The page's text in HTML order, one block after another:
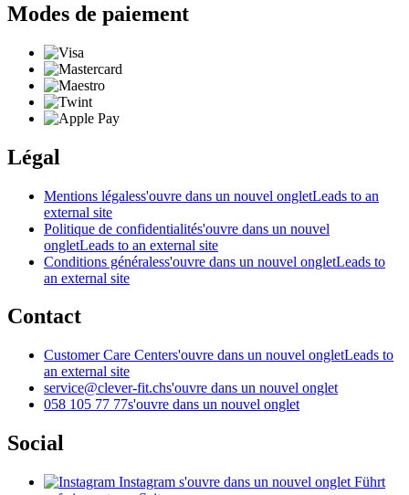
Modes de paiement
Légal
Mentions légaless'ouvre dans un nouvel ongletLeads to an
external site
Politique de confidentialités'ouvre dans un nouvel
ongletLeads to an external site
Conditions généraless'ouvre dans un nouvel ongletLeads to
an external site
Contact
Customer Care Centers'ouvre dans un nouvel ongletLeads to
an external site
service@clever-fit.chs'ouvre dans un nouvel onglet
058 105 77 77s'ouvre dans un nouvel onglet
Social
Instagram s'ouvre dans un nouvel onglet Führt